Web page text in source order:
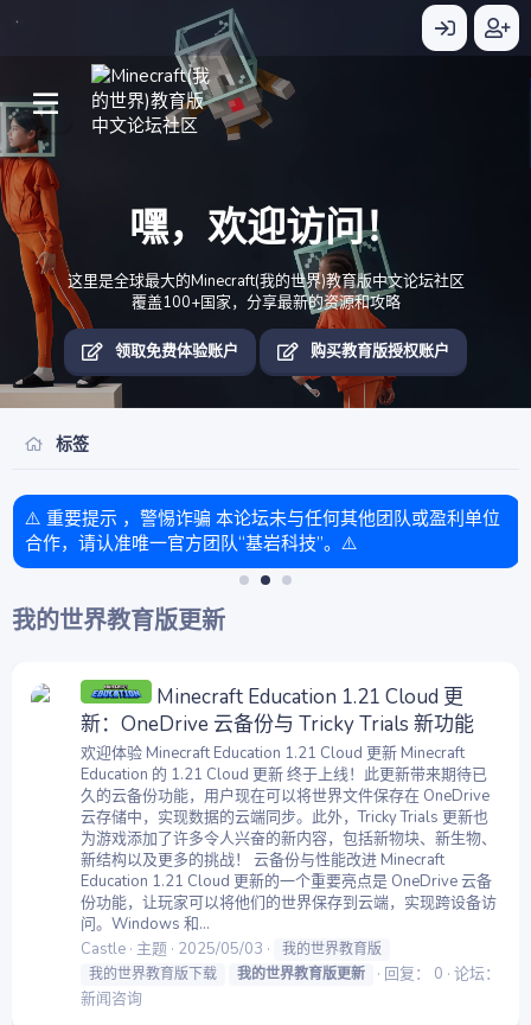
嘿，欢迎访问！
这里是全球最大的Minecraft(我的世界)教育版中文论坛社区
覆盖100+国家，分享最新的资源和攻略
领取免费体验账户 购买教育版授权账户
标签
⚠️ 重要提示 ，警惕诈骗 本论坛未与任何其他团队或盈利单位
合作，请认准唯一官方团队“基岩科技”。⚠️
我的世界教育版更新
Minecraft Education 1.21 Cloud 更
新：OneDrive 云备份与 Tricky Trials 新功能
欢迎体验 Minecraft Education 1.21 Cloud 更新 Minecraft
Education 的 1.21 Cloud 更新 终于上线！此更新带来期待已
久的云备份功能，用户现在可以将世界文件保存在 OneDrive
云存储中，实现数据的云端同步。此外，Tricky Trials 更新也
为游戏添加了许多令人兴奋的新内容，包括新物块、新生物、
新结构以及更多的挑战！ 云备份与性能改进 Minecraft
Education 1.21 Cloud 更新的一个重要亮点是 OneDrive 云备
份功能，让玩家可以将他们的世界保存到云端，实现跨设备访
问。Windows 和...
Castle 主题 2025/05/03
我的世界教育版
我的世界教育版下载
我的世界教育版更新 回复： 0 论坛：
新闻咨询